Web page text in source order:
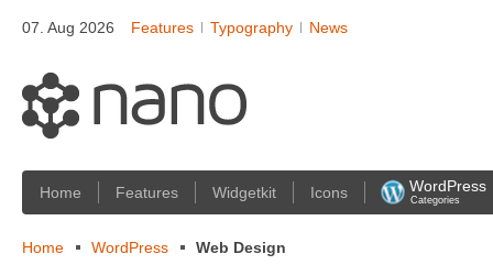
07. Aug 2026 Features Typography News
Home Features Widgetkit Icons WordPress
Categories
Home WordPress Web Design